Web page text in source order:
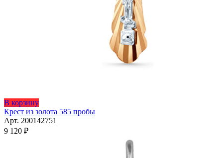
В корзину
Крест из золота 585 пробы
Арт. 200142751
9 120 ₽